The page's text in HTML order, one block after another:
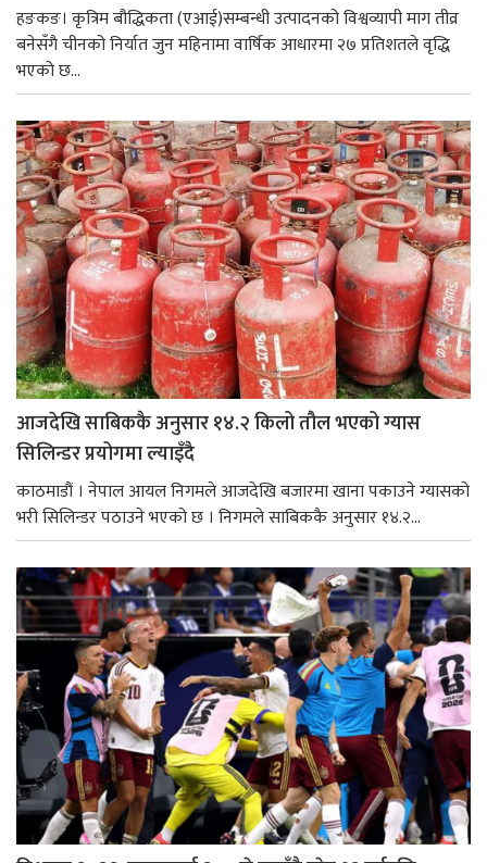
हङकङ। कृत्रिम बौद्धिकता (एआई)सम्बन्धी उत्पादनको विश्वव्यापी माग तीव्र
बनेसँगै चीनको निर्यात जुन महिनामा वार्षिक आधारमा २७ प्रतिशतले वृद्धि
भएको छ...
आजदेखि साबिककै अनुसार १४.२ किलो तौल भएको ग्यास
सिलिन्डर प्रयोगमा ल्याइँदै
काठमाडौं । नेपाल आयल निगमले आजदेखि बजारमा खाना पकाउने ग्यासको
भरी सिलिन्डर पठाउने भएको छ । निगमले साबिककै अनुसार १४.२...